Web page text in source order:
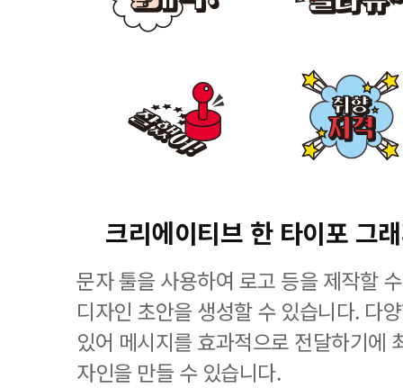
크리에이티브 한 타이포 그
문자 툴을 사용하여 로고 등을 제작할
디자인 초안을 생성할 수 있습니다. 다
있어 메시지를 효과적으로 전달하기에
자인을 만들 수 있습니다.